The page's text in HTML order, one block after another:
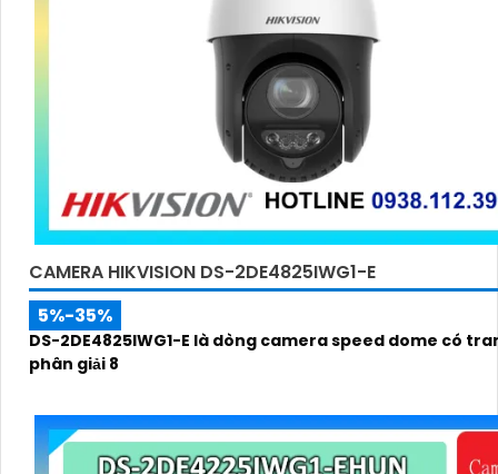
CAMERA HIKVISION DS-2DE4825IWG1-E
5%-35%
DS-2DE4825IWG1-E là dòng camera speed dome có
phân giải 8